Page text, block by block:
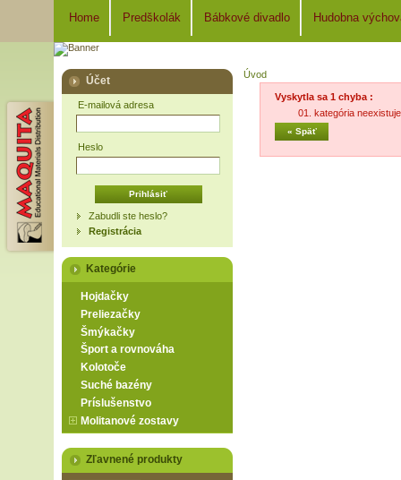
Home Predškolák Bábkové divadlo Hudobna
Účet
E-mailová adresa
Heslo
Zabudli ste heslo?
Registrácia
Kategórie
Hojdačky
Preliezačky
Šmýkačky
Šport a rovnováha
Kolotoče
Suché bazény
Príslušenstvo
Molitanové zostavy
Zľavnené produkty
Úvod
Vyskytla sa 1 chyba :
kategória neexistuje
« Späť